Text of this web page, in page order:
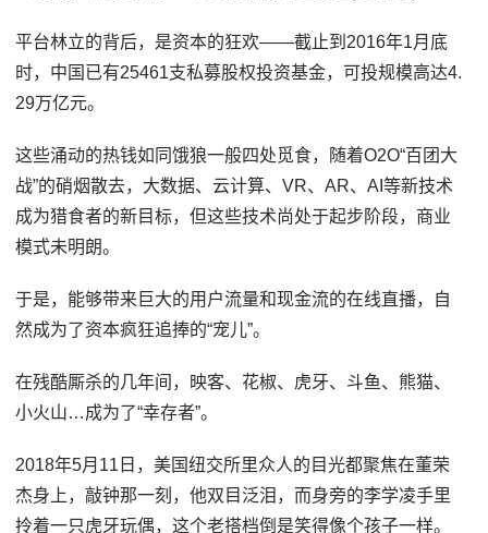
平台林立的背后，是资本的狂欢——截止到2016年1月底
时，中国已有25461支私募股权投资基金，可投规模高达4.
29万亿元。
这些涌动的热钱如同饿狼一般四处觅食，随着O2O“百团大
战”的硝烟散去，大数据、云计算、VR、AR、AI等新技术
成为猎食者的新目标，但这些技术尚处于起步阶段，商业
模式未明朗。
于是，能够带来巨大的用户流量和现金流的在线直播，自
然成为了资本疯狂追捧的“宠儿”。
在残酷厮杀的几年间，映客、花椒、虎牙、斗鱼、熊猫、
小火山…成为了“幸存者”。
2018年5月11日，美国纽交所里众人的目光都聚焦在董荣
杰身上，敲钟那一刻，他双目泛泪，而身旁的李学凌手里
拎着一只虎牙玩偶，这个老搭档倒是笑得像个孩子一样。